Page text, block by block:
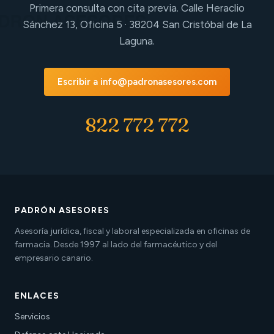
Primera consulta con cita previa. Calle Heraclio
Sánchez 13, Oficina 5 · 38204 San Cristóbal de La
Laguna.
Escribir a info@padronasesores.com
822 772 772
PADRÓN ASESORES
Asesoría jurídica, fiscal y laboral especializada en oficinas de
farmacia. Desde 1997 al lado del farmacéutico y del
empresario canario.
ENLACES
Servicios